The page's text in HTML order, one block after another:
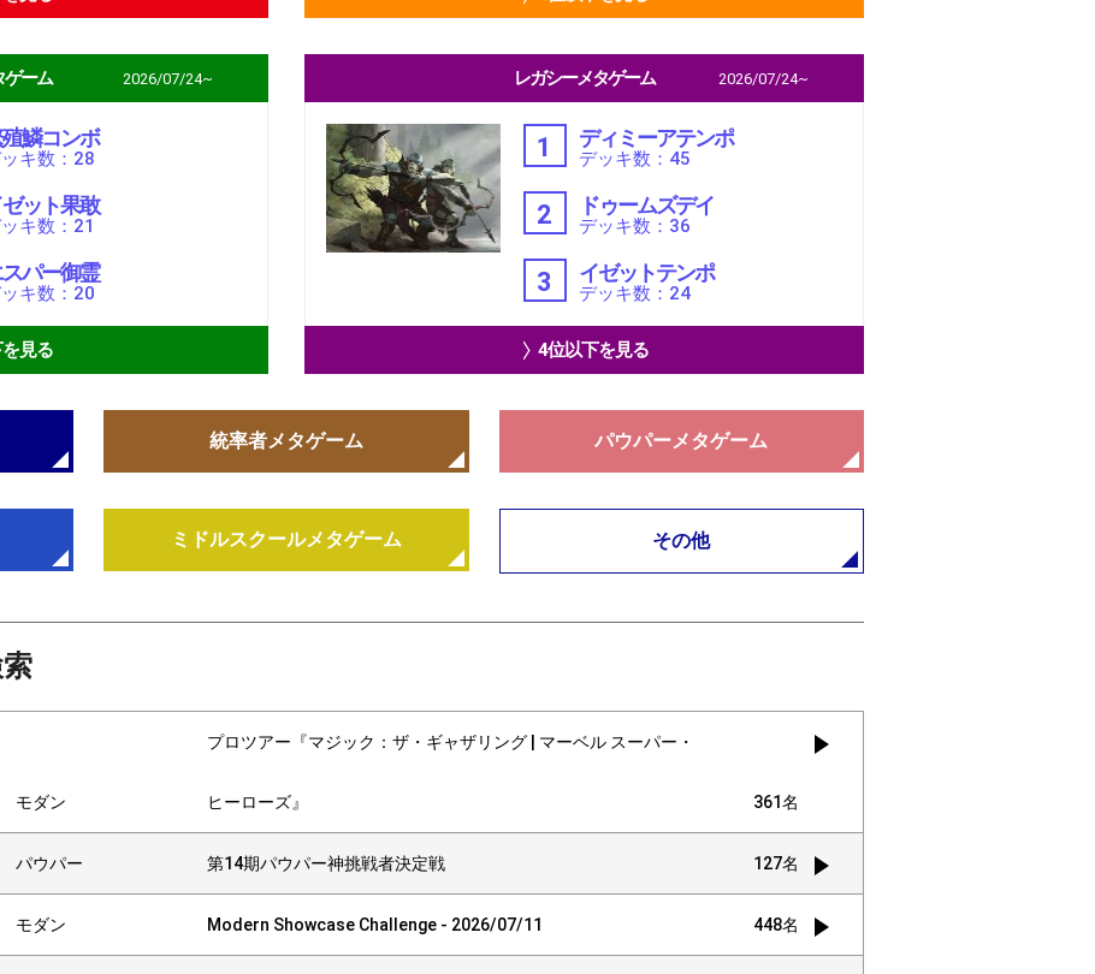
ゲーム 2026/07/24~
鱗コンボ
キ数：28
ット果敢
キ数：21
パー御霊
キ数：20
見る
レガシーメタゲーム 2026/07/24~
1 ディミーアテンポ
デッキ数：45
2 ドゥームズデイ
デッキ数：36
3 イゼットテンポ
デッキ数：24
4位以下を見る
統率者メタゲーム パウパーメタゲーム
ミドルスクールメタゲーム その他
モダン
プロツアー『マジック：ザ・ギャザリング | マーベル スーパー・
ヒーローズ』 361名
パウパー 第14期パウパー神挑戦者決定戦 127名
モダン Modern Showcase Challenge - 2026/07/11 448名